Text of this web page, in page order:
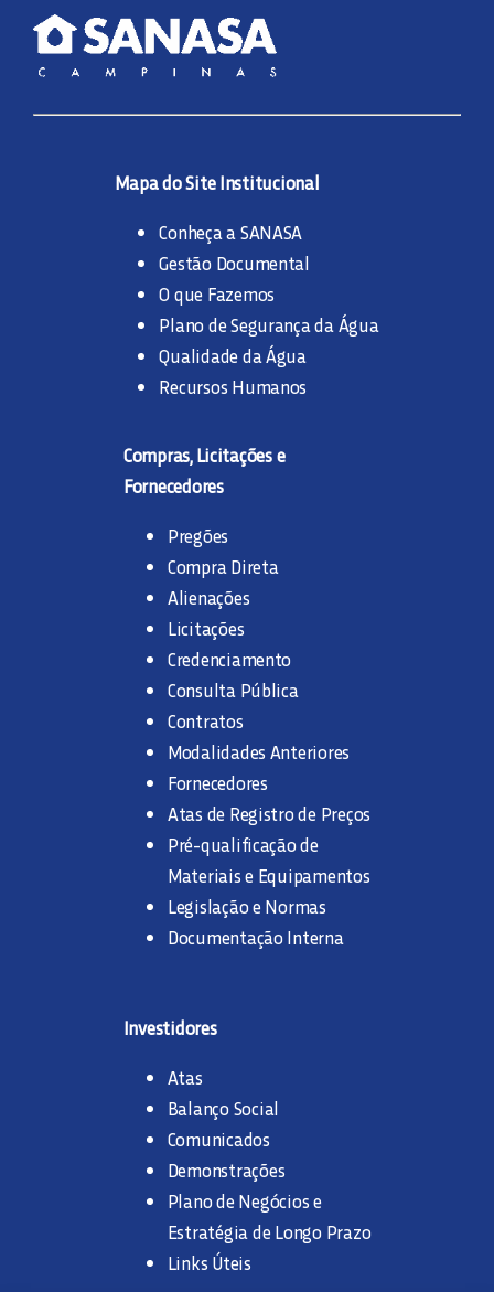
Mapa do Site Institucional
Conheça a SANASA
Gestão Documental
O que Fazemos
Plano de Segurança da Água
Qualidade da Água
Recursos Humanos
Compras, Licitações e
Fornecedores
Pregões
Compra Direta
Alienações
Licitações
Credenciamento
Consulta Pública
Contratos
Modalidades Anteriores
Fornecedores
Atas de Registro de Preços
Pré-qualificação de
Materiais e Equipamentos
Legislação e Normas
Documentação Interna
Investidores
Atas
Balanço Social
Comunicados
Demonstrações
Plano de Negócios e
Estratégia de Longo Prazo
Links Úteis